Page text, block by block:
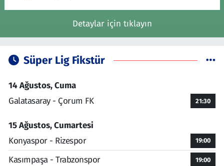
Detaylar için tıklayın
Süper Lig Fikstür
14 Ağustos, Cuma
Galatasaray - Çorum FK
21:30
15 Ağustos, Cumartesi
Konyaspor - Rizespor
19:00
Kasımpaşa - Trabzonspor 19:00